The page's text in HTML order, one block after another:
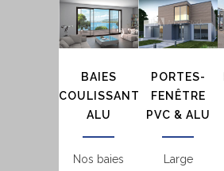
BAIES
COULISSANTES
ALU
Nos baies
PORTES-
FENÊTRE
PVC & ALU
Large